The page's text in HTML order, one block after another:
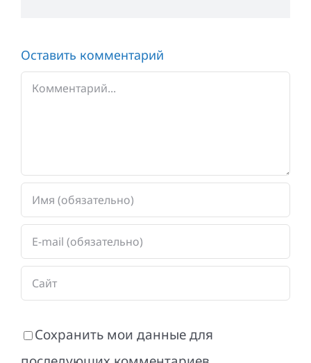
Оставить комментарий
Комментарий
Сохранить мои данные для